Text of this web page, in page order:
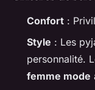
Confort :
Style : Les
personnalité.
femme mode